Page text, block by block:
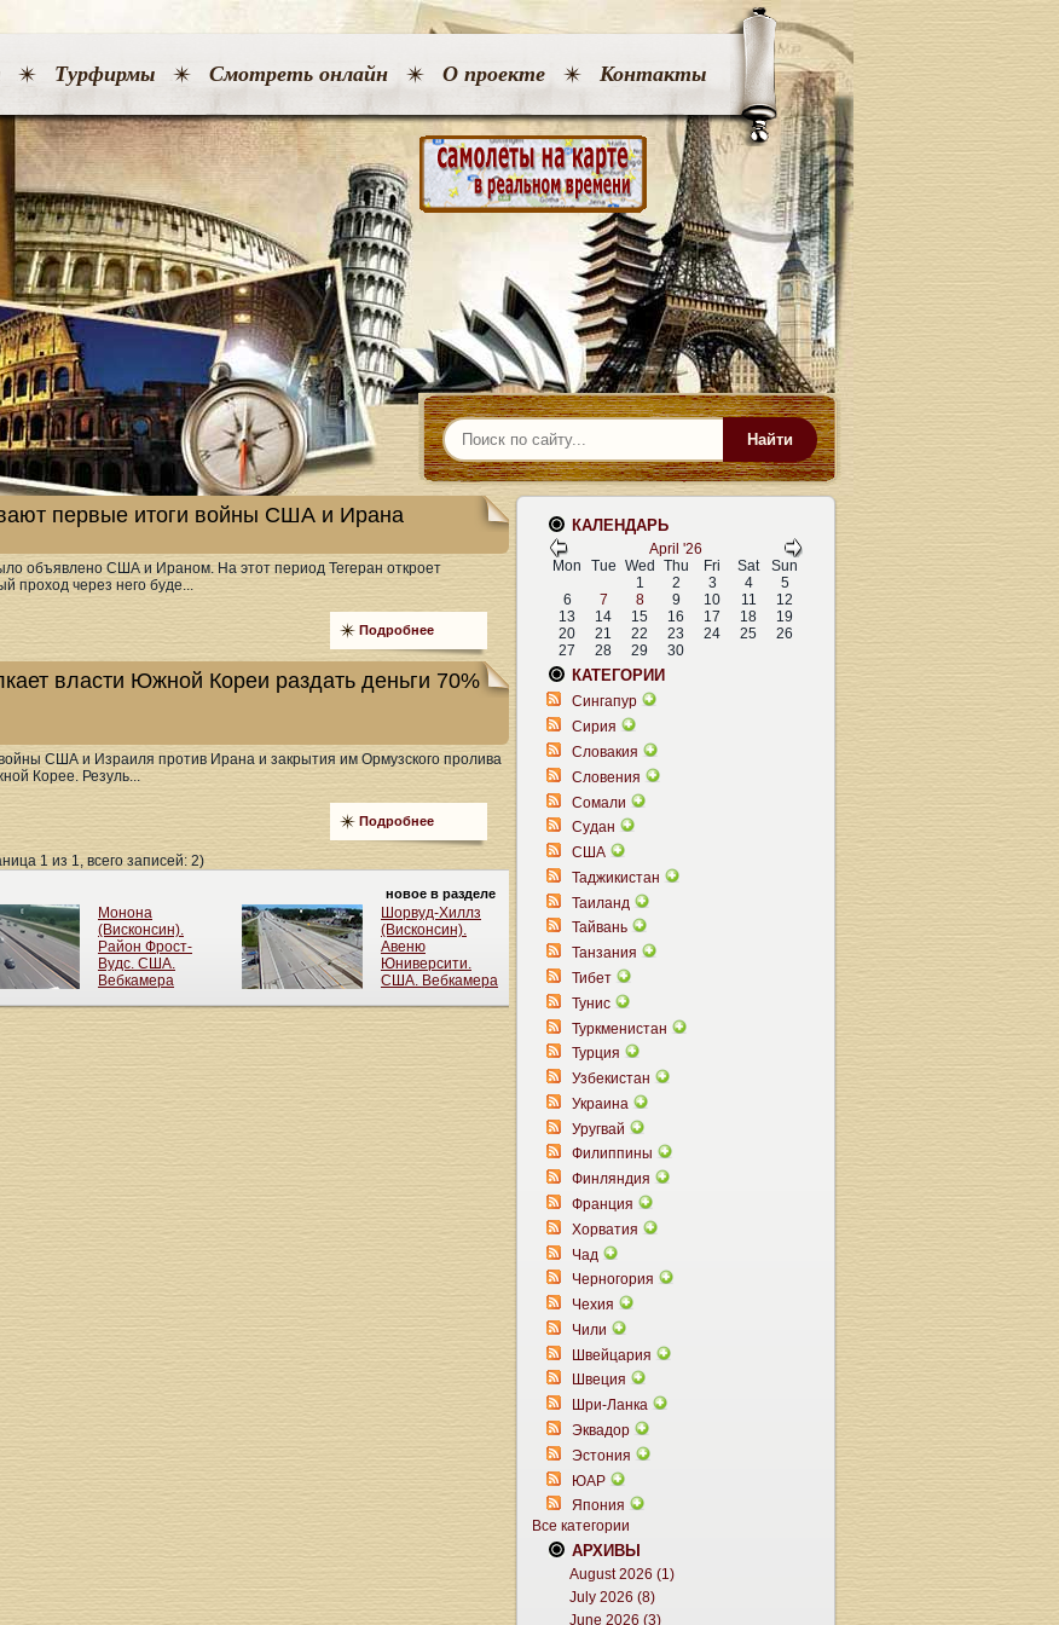
Турфирмы Смотреть онлайн О проекте Контакты
Найти
первые итоги войны США и Ирана
объявлено США и Ираном. На этот период Тегеран откроет
проход через него буде...
Подробнее
власти Южной Кореи раздать деньги 70%
США и Израиля против Ирана и закрытия им Ормузского пролива
Корее. Резуль...
Подробнее
1 из 1, всего записей: 2)
КАЛЕНДАРЬ
April '26
Mon
Tue Wed Thu Fri Sat
Sun
1
2 3 4
5
6
7 8 9 10 11
12
13
14 15 16 17 18
19
20
21 22 23 24 25
26
27
28 29 30
КАТЕГОРИИ
Сингапур
Сирия
Словакия
Словения
Сомали
Судан
США
Таджикистан
Таиланд
Тайвань
Танзания
Тибет
Тунис
Туркменистан
Турция
Узбекистан
Украина
Уругвай
Филиппины
Финляндия
Франция
Хорватия
Чад
Черногория
Чехия
Чили
Швейцария
Швеция
Шри-Ланка
Эквадор
Эстония
ЮАР
Япония
Все категории
АРХИВЫ
August 2026 (1)
July 2026 (8)
June 2026 (3)